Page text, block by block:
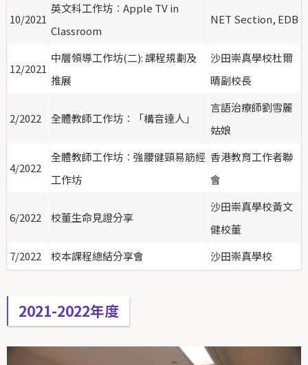
10/2021
英文科工作坊︰Apple TV in
Classroom
NET Section, EDB
12/2021
中層領導工作坊(二): 課程規劃及
推展
沙田崇真學校杜爾
晴副校長
2/2022 全體教師工作坊︰「構音達人」
言語治療師劉雪麗
姑娘
4/2022
全體教師工作坊︰強腰健頸易筋經
工作坊
香港教育工作者聯
會
6/2022 校董生命見證分享
沙田崇真學校黃文
健校董
7/2022
校本課程總結分享會 沙田崇真學校
2021-2022年度